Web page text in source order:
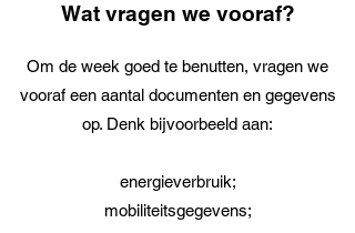
Wat vragen we vooraf?
Om de week goed te benutten, vragen we
vooraf een aantal documenten en gegevens
op. Denk bijvoorbeeld aan:
energieverbruik;
mobiliteitsgegevens;